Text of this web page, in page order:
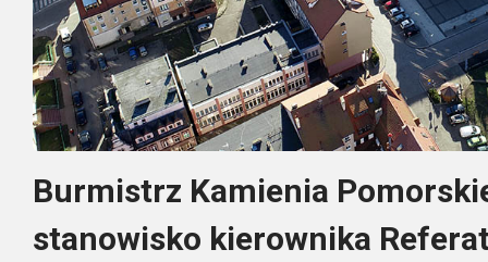
Burmistrz Kamienia
stanowisko kierownika